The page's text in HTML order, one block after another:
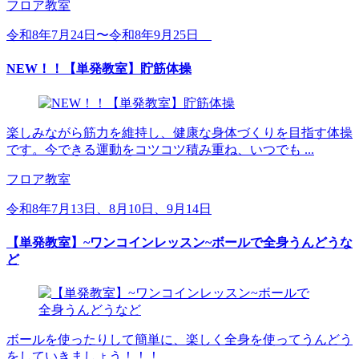
フロア教室
令和8年7月24日〜令和8年9月25日
NEW！！【単発教室】貯筋体操
楽しみながら筋力を維持し、健康な身体づくりを目指す体操
です。今できる運動をコツコツ積み重ね、いつでも ...
フロア教室
令和8年7月13日、8月10日、9月14日
【単発教室】~ワンコインレッスン~ボールで全身うんどうな
ど
ボールを使ったりして簡単に、楽しく全身を使ってうんどう
をしていきましょう！！！ ...